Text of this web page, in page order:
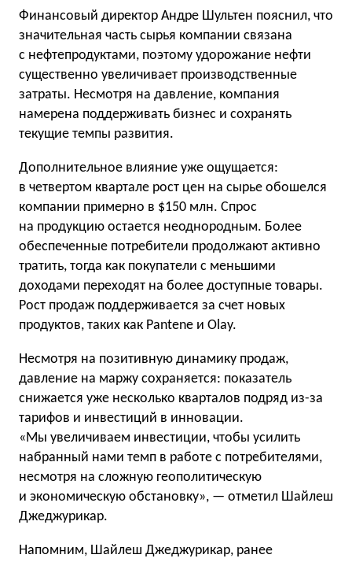
Финансовый директор Андре Шультен пояснил, что
значительная часть сырья компании связана
с нефтепродуктами, поэтому удорожание нефти
существенно увеличивает производственные
затраты. Несмотря на давление, компания
намерена поддерживать бизнес и сохранять
текущие темпы развития.
Дополнительное влияние уже ощущается:
в четвертом квартале рост цен на сырье обошелся
компании примерно в $150 млн. Спрос
на продукцию остается неоднородным. Более
обеспеченные потребители продолжают активно
тратить, тогда как покупатели с меньшими
доходами переходят на более доступные товары.
Рост продаж поддерживается за счет новых
продуктов, таких как Pantene и Olay.
Несмотря на позитивную динамику продаж,
давление на маржу сохраняется: показатель
снижается уже несколько кварталов подряд из-за
тарифов и инвестиций в инновации.
«Мы увеличиваем инвестиции, чтобы усилить
набранный нами темп в работе с потребителями,
несмотря на сложную геополитическую
и экономическую обстановку», — отметил Шайлеш
Джеджурикар.
Напомним, Шайлеш Джеджурикар, ранее